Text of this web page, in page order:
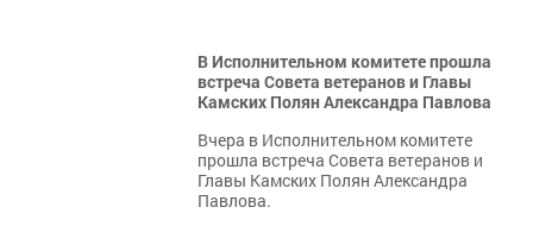
В Исполнительном комитете прошла
встреча Совета ветеранов и Главы
Камских Полян Александра Павлова
Вчера в Исполнительном комитете
прошла встреча Совета ветеранов и
Главы Камских Полян Александра
Павлова.